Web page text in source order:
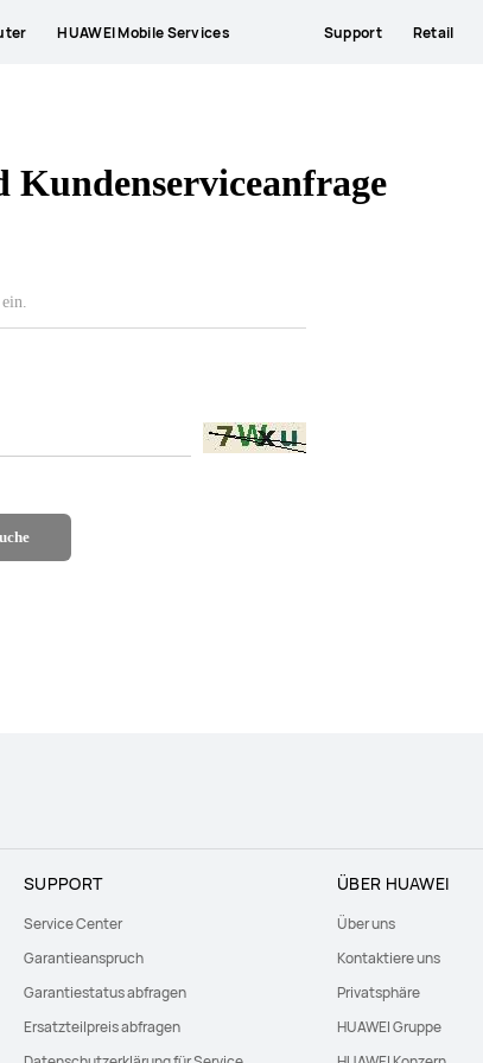
HUAWEI Mobile Services Support Retail
SUPPORT
Service Center
Garantieanspruch
Garantiestatus abfragen
Ersatzteilpreis abfragen
ÜBER HUAWEI
Über uns
Kontaktiere uns
Privatsphäre
HUAWEI Gruppe